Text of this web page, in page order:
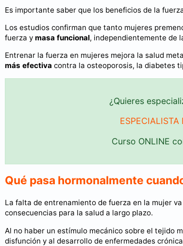
Es importante saber que los beneficios de la
Los estudios confirman que tanto mujeres
fuerza y masa funcional, independientemente de
Entrenar la fuerza en mujeres mejora la salud
más efectiva contra la osteoporosis, la diabetes
¿Quieres
Curso ONLINE
Qué pasa hormonalmente
La falta de entrenamiento de fuerza en la mujer
consecuencias para la salud a largo plazo.
Al no haber un estímulo mecánico sobre el tejido
disfunción y al desarrollo de enfermedades